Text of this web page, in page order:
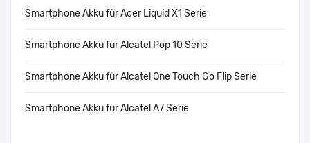
Smartphone Akku für Acer Liquid X1 Serie
Smartphone Akku für Alcatel Pop 10 Serie
Smartphone Akku für Alcatel One Touch Go Flip Serie
Smartphone Akku für Alcatel A7 Serie